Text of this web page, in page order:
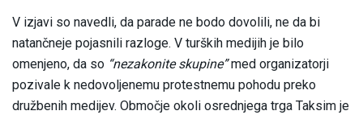
V izjavi so navedli, da parade ne bodo dovolili, ne da bi
natančneje pojasnili razloge. V turških medijih je bilo
omenjeno, da so “nezakonite skupine”med organizatorji
pozivale k nedovoljenemu protestnemu pohodu preko
družbenih medijev. Območje okoli osrednjega trga Taksim je